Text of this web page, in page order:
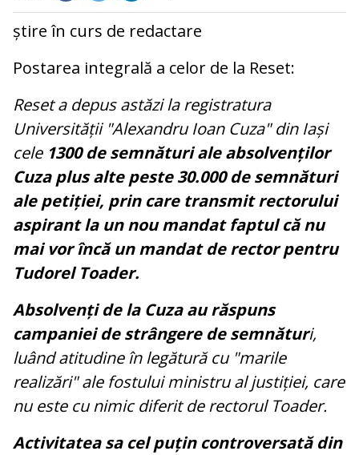
știre în curs de redactare
Postarea integrală a celor de la Reset:
Reset a depus astăzi la registratura
Universității "Alexandru Ioan Cuza" din Iași
cele 1300 de semnături ale absolvenților
Cuza plus alte peste 30.000 de semnături
ale petiției, prin care transmit rectorului
aspirant la un nou mandat faptul că nu
mai vor încă un mandat de rector pentru
Tudorel Toader.
Absolvenți de la Cuza au răspuns
campaniei de strângere de semnături,
luând atitudine în legătură cu "marile
realizări" ale fostului ministru al justiției, care
nu este cu nimic diferit de rectorul Toader.
Activitatea sa cel puțin controversată din